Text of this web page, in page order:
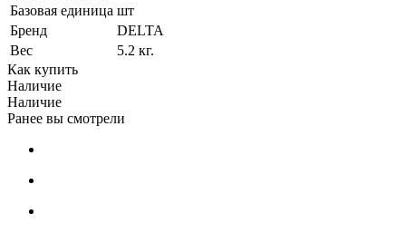
Базовая единица шт
Бренд
DELTA
Вес
5.2 кг.
Как купить
Наличие
Наличие
Ранее вы смотрели